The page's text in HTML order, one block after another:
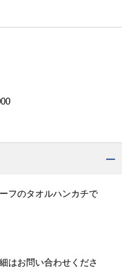
フのタオルハンカチで
はお問い合わせくださ